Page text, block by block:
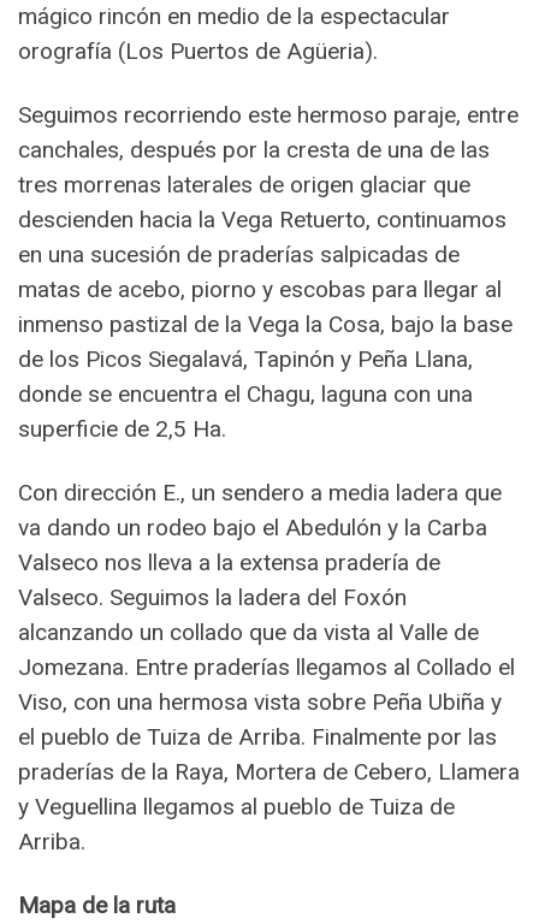
mágico rincón en medio de la espectacular
orografía (Los Puertos de Agüeria).
Seguimos recorriendo este hermoso paraje, entre
canchales, después por la cresta de una de las
tres morrenas laterales de origen glaciar que
descienden hacia la Vega Retuerto, continuamos
en una sucesión de praderías salpicadas de
matas de acebo, piorno y escobas para llegar al
inmenso pastizal de la Vega la Cosa, bajo la base
de los Picos Siegalavá, Tapinón y Peña Llana,
donde se encuentra el Chagu, laguna con una
superficie de 2,5 Ha.
Con dirección E., un sendero a media ladera que
va dando un rodeo bajo el Abedulón y la Carba
Valseco nos lleva a la extensa pradería de
Valseco. Seguimos la ladera del Foxón
alcanzando un collado que da vista al Valle de
Jomezana. Entre praderías llegamos al Collado el
Viso, con una hermosa vista sobre Peña Ubiña y
el pueblo de Tuiza de Arriba. Finalmente por las
praderías de la Raya, Mortera de Cebero, Llamera
y Veguellina llegamos al pueblo de Tuiza de
Arriba.
Mapa de la ruta